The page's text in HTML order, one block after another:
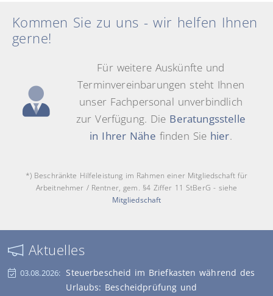
Kommen Sie zu uns - wir helfen Ihnen
gerne!
Für weitere Auskünfte und
Terminvereinbarungen steht Ihnen
unser Fachpersonal unverbindlich
zur Verfügung. Die Beratungsstelle
in Ihrer Nähe finden Sie hier.
*) Beschränkte Hilfeleistung im Rahmen einer Mitgliedschaft für
Arbeitnehmer / Rentner, gem. §4 Ziffer 11 StBerG - siehe
Mitgliedschaft
Aktuelles
03.08.2026: Steuerbescheid im Briefkasten während des
Urlaubs: Bescheidprüfung und